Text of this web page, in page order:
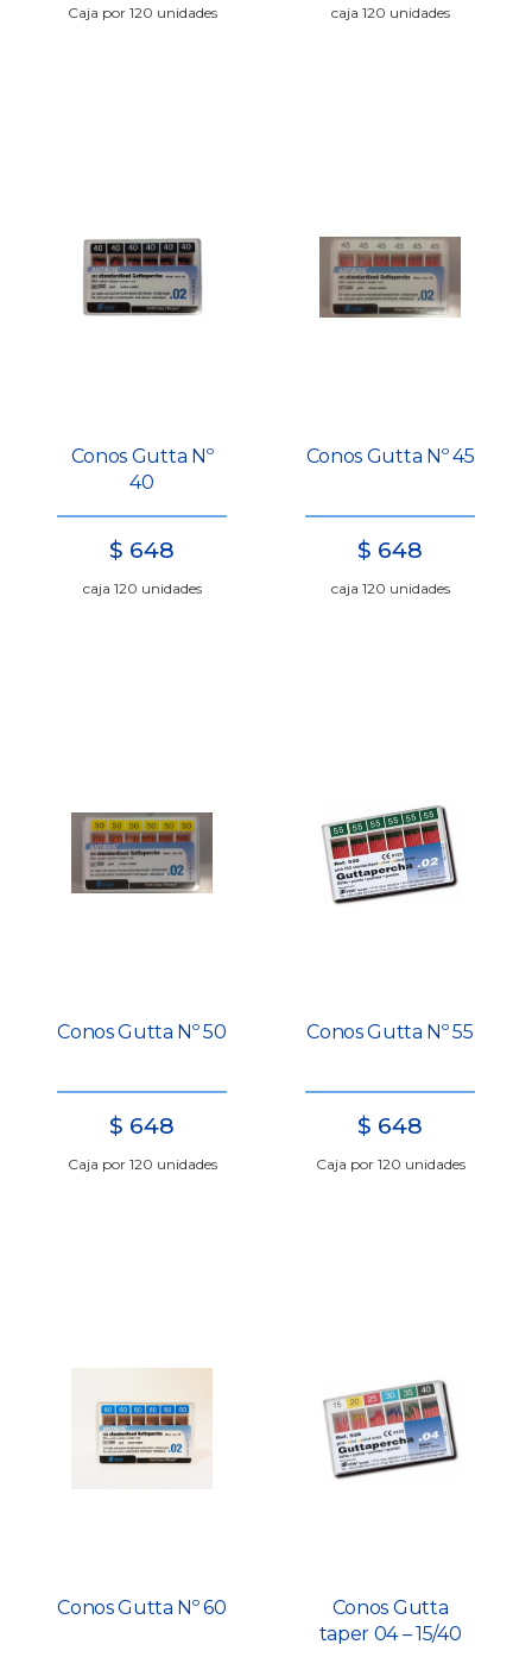
Caja por 120 unidades caja 120 unidades
Conos Gutta Nº
40
$ 648
caja 120 unidades
Conos Gutta Nº 45
$ 648
caja 120 unidades
Conos Gutta Nº 50
$ 648
Caja por 120 unidades
Conos Gutta Nº 55
$ 648
Caja por 120 unidades
Conos Gutta Nº 60
Conos Gutta
taper 04 – 15/40